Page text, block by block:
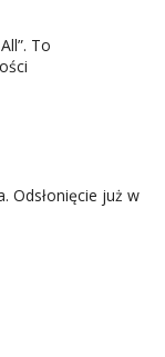
To
Odsłonięcie już w